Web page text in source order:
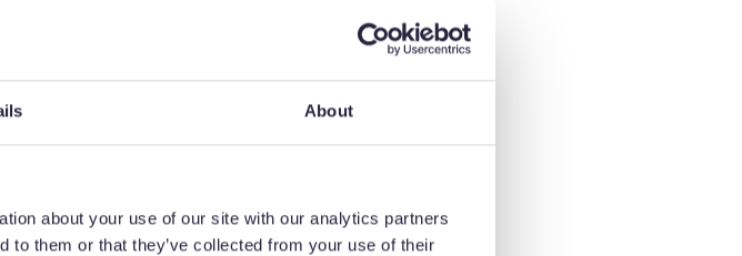
About
about your use of our site with our analytics partners
to them or that they’ve collected from your use of their
constante de Precision Micro con
por una reciente inversión de
también pone de relieve la
de energía limpia y el papel
fabricación avanzadas para facilitar su